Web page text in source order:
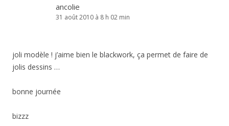
ancolie
31 août 2010 à 8 h 02 min
joli modèle ! j’aime bien le blackwork, ça permet de faire de
jolis dessins …
bonne journée
bizzz